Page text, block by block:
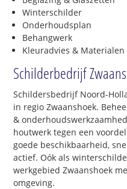
Winterschilder
Onderhoudsplan
Behangwerk
Kleuradvies & Materialen
Schilderbedrijf
Schildersbedrijf Noord-
in regio Zwaanshoek.
&
houtwerk tegen een
goede beschikbaarheid,
actief. Oók als
werkgebied Zwaanshoek
omgeving.